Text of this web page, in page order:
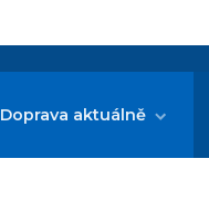
Doprava aktuálně